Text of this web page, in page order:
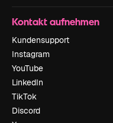
Kontakt aufnehmen
Kundensupport
Instagram
YouTube
LinkedIn
TikTok
Discord